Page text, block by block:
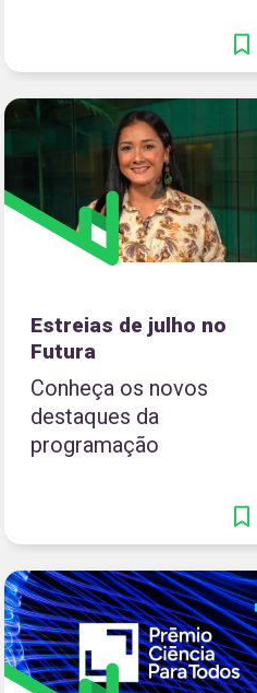
Estreias de julho no
Futura
Conheça os novos
destaques da
programação